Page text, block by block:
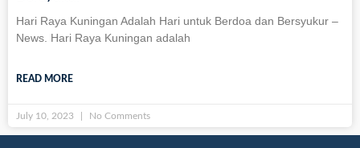
Hari Raya Kuningan Adalah Hari untuk Berdoa dan Bersyukur –
News. Hari Raya Kuningan adalah
READ MORE
July 10, 2023 No Comments